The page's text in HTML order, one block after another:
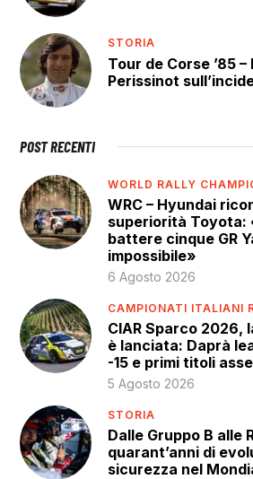
STORIA
Tour de Corse ’85 –
Perissinot
POST RECENTI
WORLD RALLY
WRC – Hyundai
superiorità Toyota:
battere cinque GR
impossibile»
6 Agosto 2026
CAMPIONATI ITALIANI
CIAR Sparco
è lanciata: Daprà
-15 e primi titoli
5 Agosto 2026
STORIA
Dalle Gruppo B alle
quarant’anni di
sicurezza nel